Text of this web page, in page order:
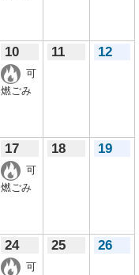
10
可
燃ごみ
11 12
17
可
燃ごみ
18 19
24
可
25 26